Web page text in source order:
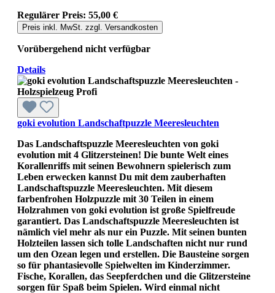
Regulärer Preis: 55,00 €
Preis inkl. MwSt. zzgl. Versandkosten
Vorübergehend nicht verfügbar
Details
goki evolution Landschaftpuzzle Meeresleuchten
Das Landschaftspuzzle Meeresleuchten von goki
evolution mit 4 Glitzersteinen! Die bunte Welt eines
Korallenriffs mit seinen Bewohnern spielerisch zum
Leben erwecken kannst Du mit dem zauberhaften
Landschaftspuzzle Meeresleuchten. Mit diesem
farbenfrohen Holzpuzzle mit 30 Teilen in einem
Holzrahmen von goki evolution ist große Spielfreude
garantiert. Das Landschaftspuzzle Meeresleuchten ist
nämlich viel mehr als nur ein Puzzle. Mit seinen bunten
Holzteilen lassen sich tolle Landschaften nicht nur rund
um den Ozean legen und erstellen. Die Bausteine sorgen
so für phantasievolle Spielwelten im Kinderzimmer.
Fische, Korallen, das Seepferdchen und die Glitzersteine
sorgen für Spaß beim Spielen. Wird einmal nicht